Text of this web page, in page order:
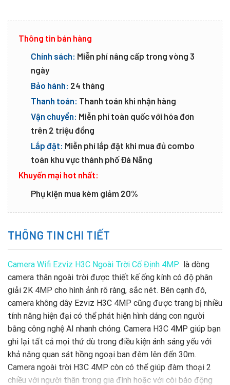
Thông tin bán hàng
Chính sách: Miễn phí nâng cấp trong vòng 3
ngày
Bảo hành: 24 tháng
Thanh toán: Thanh toán khi nhận hàng
Vận chuyển: Miễn phí toàn quốc với hóa đơn
trên 2 triệu đồng
Lắp đặt: Miễn phí lắp đặt khi mua đủ combo
toàn khu vực thành phố Đà Nẵng
Khuyến mại hot nhất:
Phụ kiện mua kèm giảm 20%
THÔNG TIN CHI TIẾT
Camera Wifi Ezviz H3C Ngoài Trời Cố Định 4MP là dòng
camera thân ngoài trời được thiết kế ống kính có độ phân
giải 2K 4MP cho hình ảnh rõ ràng, sắc nét. Bên cạnh đó,
camera không dây Ezviz H3C 4MP cũng được trang bị nhiều
tính năng hiện đại có thể phát hiện hình dáng con người
bằng công nghệ AI nhanh chóng. Camera H3C 4MP giúp bạn
ghi lại tất cả mọi thứ dù trong điều kiện ánh sáng yếu với
khả năng quan sát hồng ngoại ban đêm lên đến 30m.
Camera ngoài trời H3C 4MP còn có thể giúp đàm thoại 2
chiều với người thân trong gia đình hoặc với còi báo động